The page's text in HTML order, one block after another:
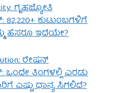
ಗೃಹಜ್ಯೋತಿ
ಕುಟುಂಬಗಳಿಗೆ
ಹೆಸರೂ ಇದೆಯೇ?
ರೇಷನ್
ಒಂದೇ ತಿಂಗಳಲ್ಲಿ ಎರಡು
ಎಷ್ಟು ಧಾನ್ಯ ಸಿಗಲಿದೆ?